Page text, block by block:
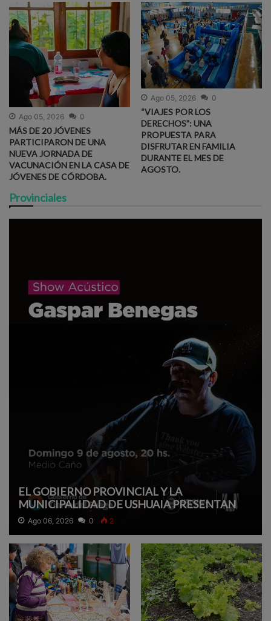
Ago 05, 2026 0
MÁS DE 20 JÓVENES
PARTICIPARON DE UNA
NUEVA JORNADA DE
VACUNACIÓN EN LA CASA DE
JÓVENES DE CÓRDOBA.
Ago 05, 2026 0
“VIAJES POR LOS
DERECHOS”: UNA
PROPUESTA PARA
DISFRUTAR EN FAMILIA
DURANTE EL MES DE
AGOSTO.
Provinciales
EL GOBIERNO PROVINCIAL Y LA
MUNICIPALIDAD DE USHUAIA PRESENTAN
UN SHOW ACÚSTICO GRATUITO DE GASPAR
BENEGAS.
Ago 06, 2026 0 2